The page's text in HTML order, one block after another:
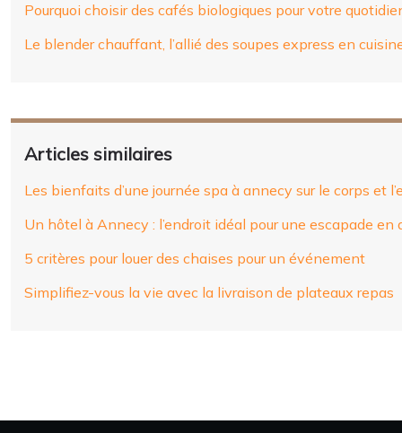
Pourquoi choisir des cafés biologiques pour votre
Le blender chauffant, l’allié des soupes express en
Articles similaires
Les bienfaits d’une journée spa à annecy sur le corps et
Un hôtel à Annecy : l’endroit idéal pour une escapade en
5 critères pour louer des chaises pour un événement
Simplifiez-vous la vie avec la livraison de plateaux repas